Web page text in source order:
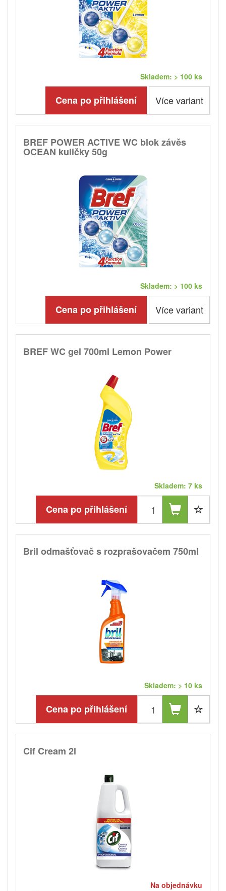
Skladem: > 100 ks
Cena po přihlášení Více variant
BREF POWER ACTIVE WC blok závěs
OCEAN kuličky 50g
Skladem: > 100 ks
Cena po přihlášení Více variant
BREF WC gel 700ml Lemon Power
Skladem: 7 ks
Cena po přihlášení
Bril odmašťovač s rozprašovačem 750ml
Skladem: > 10 ks
Cena po přihlášení
Cif Cream 2l
Na objednávku